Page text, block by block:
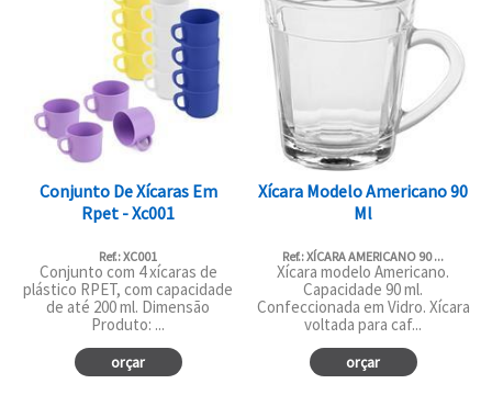
Conjunto De Xícaras Em
Rpet - Xc001
Ref.: XC001
Conjunto com 4 xícaras de
plástico RPET, com capacidade
de até 200 ml. Dimensão
Produto: ...
orçar
Xícara Modelo Americano 90
Ml
Ref.: XÍCARA AMERICANO 90 ...
Xícara modelo Americano.
Capacidade 90 ml.
Confeccionada em Vidro. Xícara
voltada para caf...
orçar